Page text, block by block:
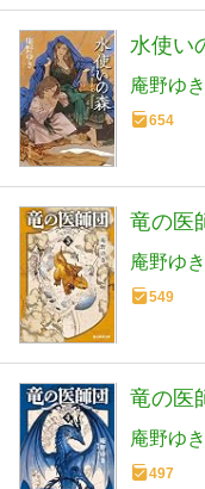
水使い
庵野ゆき
654
竜の医
庵野ゆき
549
竜の医
庵野ゆき
497